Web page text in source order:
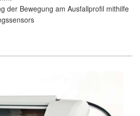
der Bewegung am Ausfallprofil mithilfe